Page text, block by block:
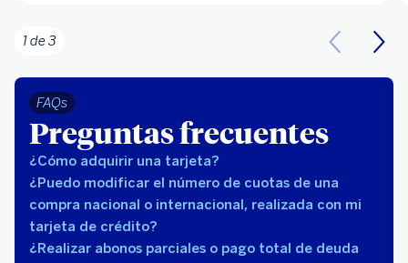
1 de 3
FAQs
Preguntas frecuentes
¿Cómo adquirir una tarjeta?
¿Puedo modificar el número de cuotas de una
compra nacional o internacional, realizada con mi
tarjeta de crédito?
¿Realizar abonos parciales o pago total de deuda